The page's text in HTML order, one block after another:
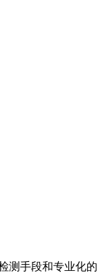
测手段和专业化的